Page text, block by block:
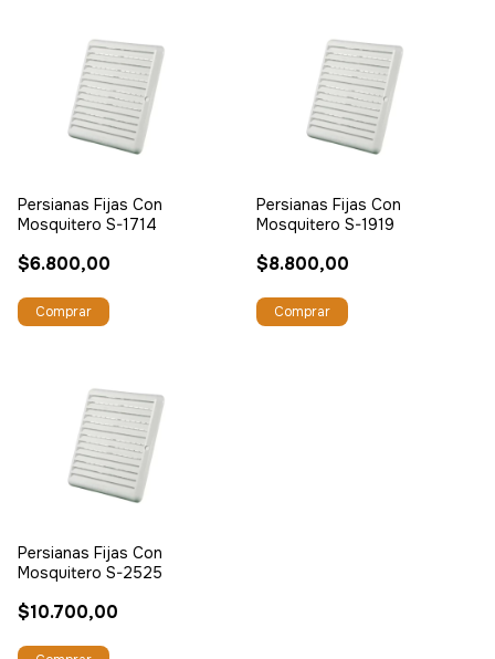
Persianas Fijas Con
Mosquitero S-1714
$6.800,00
Persianas Fijas Con
Mosquitero S-1919
$8.800,00
Persianas Fijas Con
Mosquitero S-2525
$10.700,00